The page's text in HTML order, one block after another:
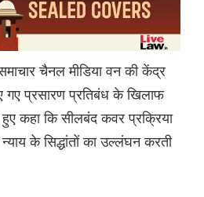
चैनल मीडिया वन की केंद्र
गए प्रसारण प्रतिबंध के खिलाफ
कहा कि सीलबंद कवर प्रक्रिया
के सिद्धांतों का उल्लंघन करती